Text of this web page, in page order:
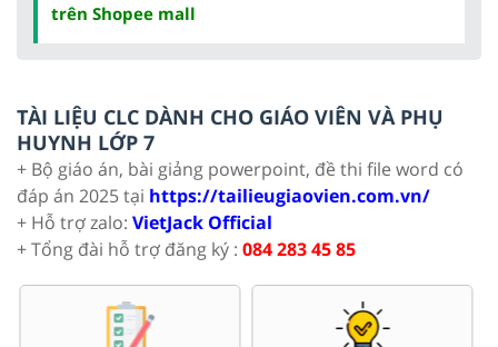
trên Shopee mall
TÀI LIỆU CLC DÀNH CHO GIÁO VIÊN VÀ PHỤ
HUYNH LỚP 7
+ Bộ giáo án, bài giảng powerpoint, đề thi file word có
đáp án 2025 tại https://tailieugiaovien.com.vn/
+ Hỗ trợ zalo: VietJack Official
+ Tổng đài hỗ trợ đăng ký : 084 283 45 85